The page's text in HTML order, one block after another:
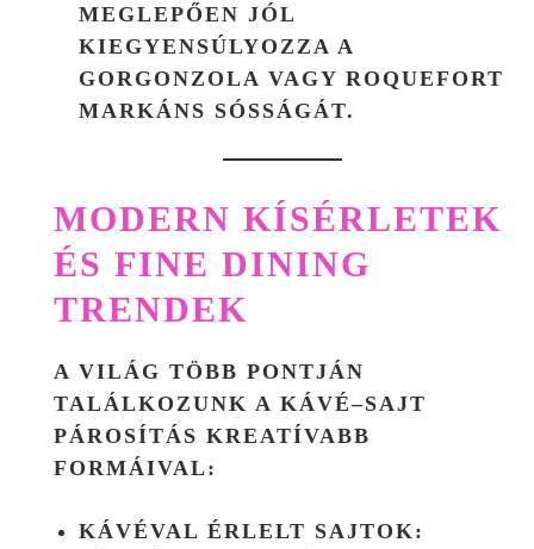
MEGLEPŐEN JÓL
KIEGYENSÚLYOZZA A
GORGONZOLA VAGY ROQUEFORT
MARKÁNS SÓSSÁGÁT.
MODERN KÍSÉRLETEK
ÉS FINE DINING
TRENDEK
A VILÁG TÖBB PONTJÁN
TALÁLKOZUNK A KÁVÉ–SAJT
PÁROSÍTÁS KREATÍVABB
FORMÁIVAL:
KÁVÉVAL ÉRLELT SAJTOK :